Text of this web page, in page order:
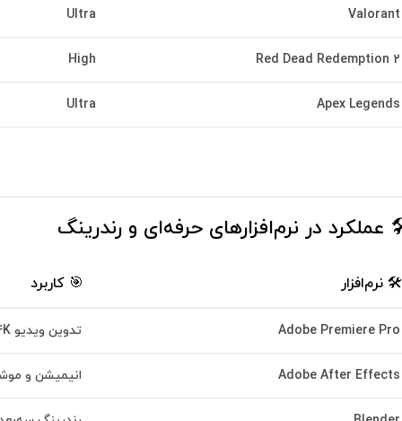
Valorant
Ultra
Red Dead Redemption 2
High
Apex Legends
Ultra
عملکرد در نرم‌افزارهای حرفه‌ای و رندرینگ
🛠️ نرم‌افزار 🎯 کاربرد
Adobe Premiere Pro تدوین ویدیو 4K و 8K
Adobe After Effects انیمیشن و